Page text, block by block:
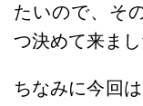
たいので、そ
つ決めて来まし
ちなみに今回